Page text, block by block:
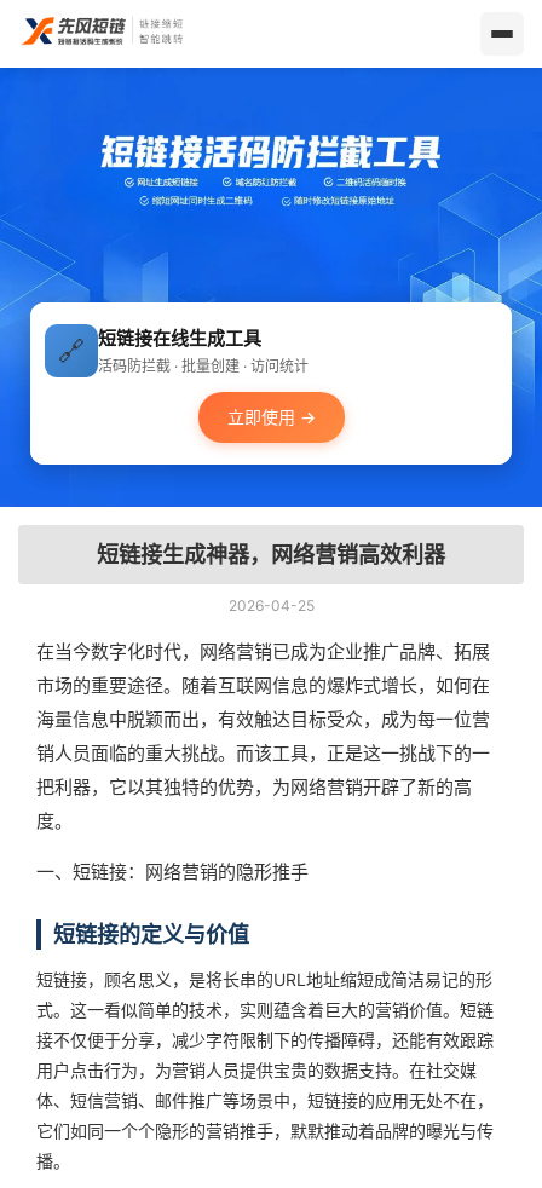
🔗 短链接在线生成工具
活码防拦截 · 批量创建 · 访问统计
立即使用 →
短链接生成神器，网络营销高效利器
2026-04-25
在当今数字化时代，网络营销已成为企业推广品牌、拓展
市场的重要途径。随着互联网信息的爆炸式增长，如何在
海量信息中脱颖而出，有效触达目标受众，成为每一位营
销人员面临的重大挑战。而该工具，正是这一挑战下的一
把利器，它以其独特的优势，为网络营销开辟了新的高
度。
一、短链接：网络营销的隐形推手
短链接的定义与价值
短链接，顾名思义，是将长串的URL地址缩短成简洁易记的形
式。这一看似简单的技术，实则蕴含着巨大的营销价值。短链
接不仅便于分享，减少字符限制下的传播障碍，还能有效跟踪
用户点击行为，为营销人员提供宝贵的数据支持。在社交媒
体、短信营销、邮件推广等场景中，短链接的应用无处不在，
它们如同一个个隐形的营销推手，默默推动着品牌的曝光与传
播。